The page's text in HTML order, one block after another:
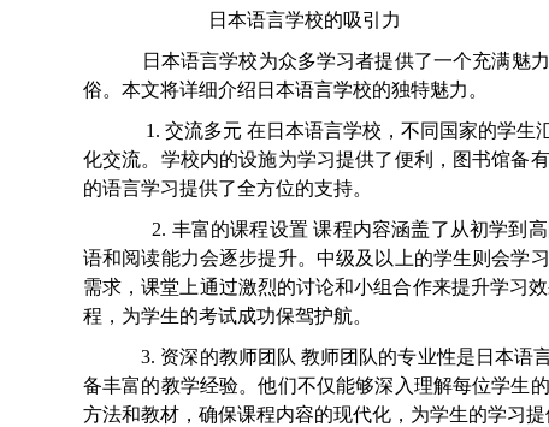
日本语言学校的吸引力
日本语言学校为众多学习者提供了一个充满魅
俗。本文将详细介绍日本语言学校的独特魅力。
1. 交流多元 在日本语言学校，不同国家的学生
化交流。学校内的设施为学习提供了便利，图书馆备
的语言学习提供了全方位的支持。
2. 丰富的课程设置 课程内容涵盖了从初学到
语和阅读能力会逐步提升。中级及以上的学生则会学
需求，课堂上通过激烈的讨论和小组合作来提升学习
程，为学生的考试成功保驾护航。
3. 资深的教师团队 教师团队的专业性是日本语
备丰富的教学经验。他们不仅能够深入理解每位学生
方法和教材，确保课程内容的现代化，为学生的学习提